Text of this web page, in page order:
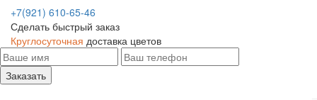
+7(921) 610-65-46
Сделать быстрый заказ
Круглосуточная доставка цветов
Заказать